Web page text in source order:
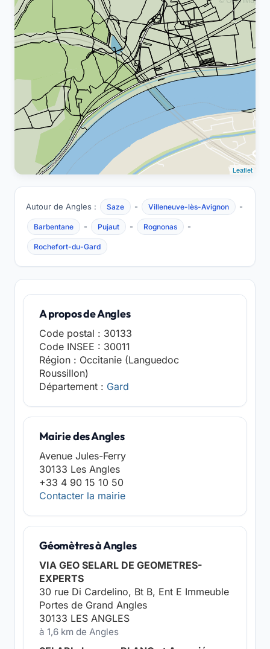
Leaflet
Autour de Angles : Saze - Villeneuve-lès-Avignon -
Barbentane - Pujaut - Rognonas -
Rochefort-du-Gard
A propos de Angles
Code postal : 30133
Code INSEE : 30011
Région : Occitanie (Languedoc
Roussillon)
Département : Gard
Mairie des Angles
Avenue Jules-Ferry
30133 Les Angles
+33 4 90 15 10 50
Contacter la mairie
Géomètres à Angles
VIA GEO SELARL DE GEOMETRES-
EXPERTS
30 rue Di Cardelino, Bt B, Ent E Immeuble
Portes de Grand Angles
30133 LES ANGLES
à 1,6 km de Angles